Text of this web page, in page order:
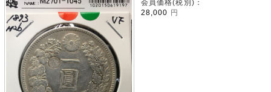
会員価格(税別)：
28,000 円